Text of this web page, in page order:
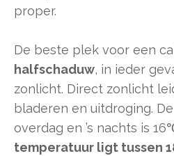
proper.
De beste plek voor een
halfschaduw, in ieder
zonlicht. Direct zonlicht
bladeren en uitdroging.
overdag en ’s nachts is
temperatuur ligt tussen